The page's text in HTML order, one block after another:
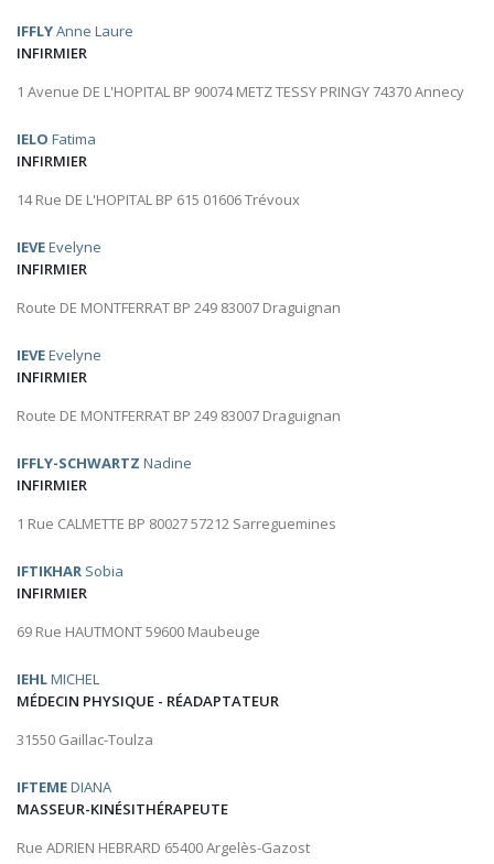
IFFLYAnne Laure
INFIRMIER
1 Avenue DE L'HOPITAL BP 90074 METZ TESSY PRINGY 74370 Annecy
IELO Fatima
INFIRMIER
14 Rue DE L'HOPITAL BP 615 01606 Trévoux
IEVEEvelyne
INFIRMIER
Route DE MONTFERRAT BP 249 83007 Draguignan
IEVEEvelyne
INFIRMIER
Route DE MONTFERRAT BP 249 83007 Draguignan
IFFLY-SCHWARTZ Nadine
INFIRMIER
1 Rue CALMETTE BP 80027 57212 Sarreguemines
IFTIKHAR Sobia
INFIRMIER
69 Rue HAUTMONT 59600 Maubeuge
IEHLMICHEL
MÉDECIN PHYSIQUE - RÉADAPTATEUR
31550 Gaillac-Toulza
IFTEMEDIANA
MASSEUR-KINÉSITHÉRAPEUTE
Rue ADRIEN HEBRARD 65400 Argelès-Gazost